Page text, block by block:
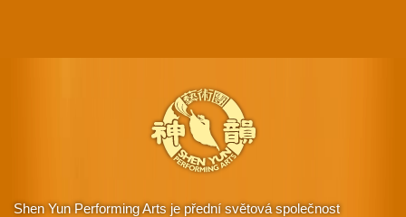
Shen Yun Performing Arts je přední světová společnost